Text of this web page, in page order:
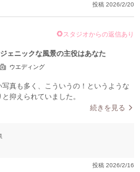
投稿 2026/2/20
スタジオからの返信あり
ェニックな風景の主役はあなた
ウエディング
真も多く、こういうの！というような
抑えられていました。
続きを見る
投稿 2026/2/16